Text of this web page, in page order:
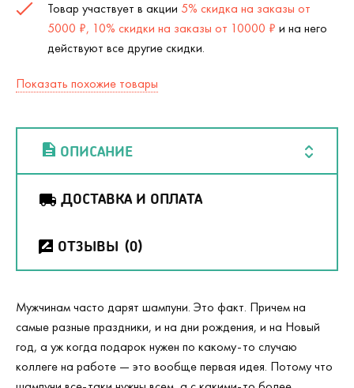
Товар участвует в акции 5% скидка на заказы от
5000 ₽, 10% скидки на заказы от 10000 ₽ и на него
действуют все другие скидки.
Показать похожие товары
ОПИСАНИЕ
ДОСТАВКА И ОПЛАТА
ОТЗЫВЫ (0)
Мужчинам часто дарят шампуни. Это факт. Причем на
самые разные праздники, и на дни рождения, и на Новый
год, а уж когда подарок нужен по какому-то случаю
коллеге на работе — это вообще первая идея. Потому что